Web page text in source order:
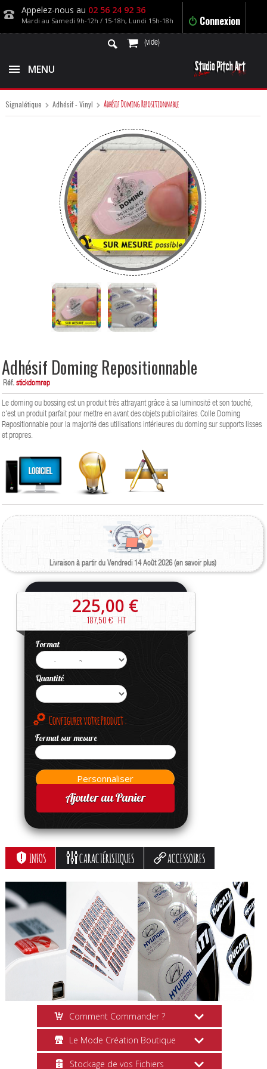
Connexion
Appelez-nous au 02 56 24 92 36
Mardi au Samedi 9h-12h / 15-18h, Lundi 15h-18h
(vide)
MENU
Signalétique Adhésif - Vinyl Adhésif Doming Repositionnable
Adhésif Doming Repositionnable
Réf. stickdomrep
Le doming ou bossing est un produit très attrayant grâce à sa luminosité et son touché,
c'est un produit parfait pour mettre en avant des objets publicitaires. Colle Doming
Repositionnable pour la majorité des utilisations intérieures du doming sur supports lisses
et propres.
Livraison à partir du Vendredi 14 Août 2026 (en savoir plus)
225,00 €
187,50 €HT
Format
Quantité
Configurer votre Produit :
Format sur mesure
Ajouter au Panier
INFOS CARACTÉRISTIQUES ACCESSOIRES
Comment Commander ?
Création en Ligne
Le Mode Création Boutique
Stockage de vos Fichiers